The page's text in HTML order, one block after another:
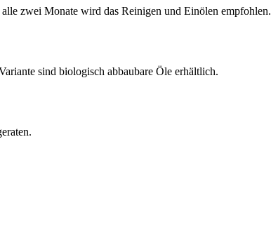
zwei Monate wird das Reinigen und Einölen empfohlen.
sind biologisch abbaubare Öle erhältlich.